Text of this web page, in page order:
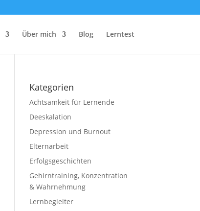
Über mich Blog Lerntest
Kategorien
Achtsamkeit für Lernende
Deeskalation
Depression und Burnout
Elternarbeit
Erfolgsgeschichten
Gehirntraining, Konzentration
& Wahrnehmung
Lernbegleiter